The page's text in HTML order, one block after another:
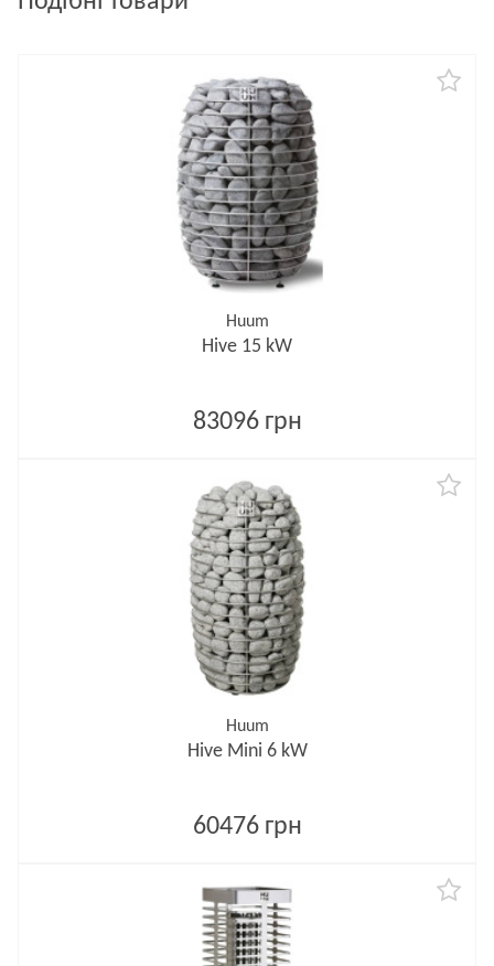
Huum
Hive 15 kW
83096 грн
Huum
Hive Mini 6 kW
60476 грн